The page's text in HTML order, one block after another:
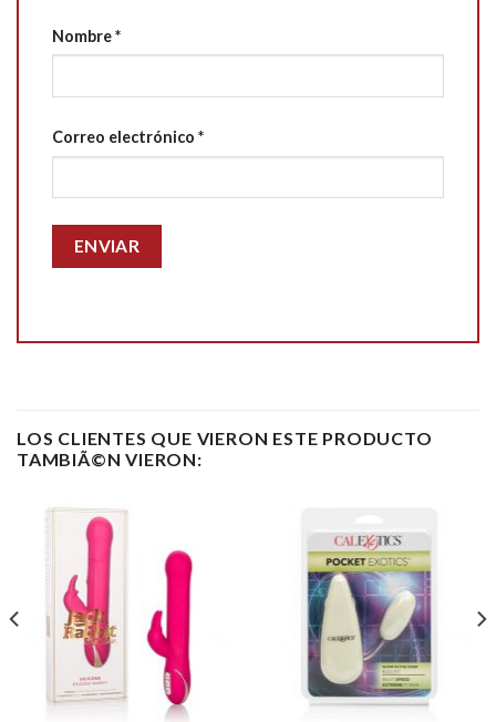
Nombre*
Correo electrónico *
LOS CLIENTES QUE VIERON ESTE PRODUCTO
TAMBIÃ©N VIERON: